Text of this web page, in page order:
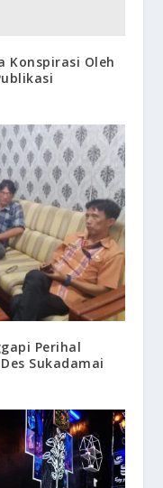
Konspirasi Oleh
Perihal
Sukadamai